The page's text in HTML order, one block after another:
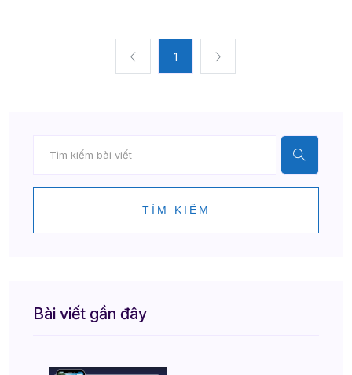
1
TÌM KIẾM
Bài viết gần đây